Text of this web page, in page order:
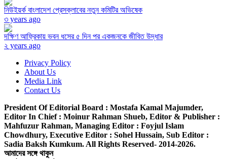
নিউইয়র্ক বাংলাদেশ প্রেসক্লাবের নতুন কমিটির অভিষেক
৩ years ago
দক্ষিণ আফ্রিকায় ভবন ধসের ৫ দিন পর একজনকে জীবিত উদ্ধার
২ years ago
Privacy Policy
About Us
Media Link
Contact Us
President Of Editorial Board : Mostafa Kamal Majumder,
Editor In Chief : Moinur Rahman Shueb, Editor & Publisher :
Mahfuzur Rahman, Managing Editor : Foyjul Islam
Chowdhury, Executive Editor : Sohel Hussain, Sub Editor :
Sadia Baksh Kumkum. All Rights Reserved- 2014-2026.
আমাদের সঙ্গে থাকুন